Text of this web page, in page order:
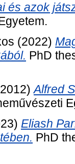
és azok
(2022)
PhD
Alfred
Eliash
PhD